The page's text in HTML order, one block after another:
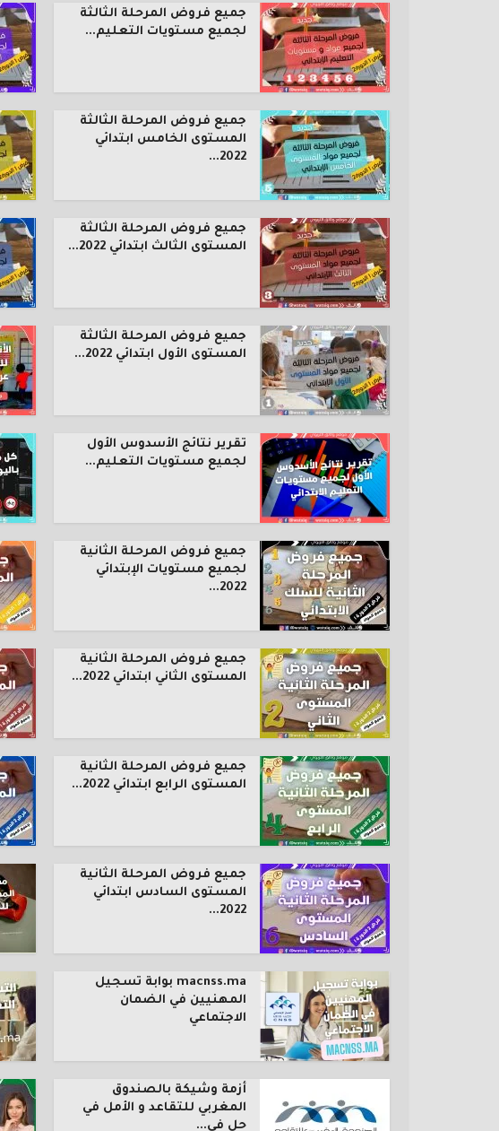
جميع فروض المرحلة الثالثة
لجميع مستويات التعليم...
جميع فروض المرحلة الثالثة
المستوى الخامس ابتدائي
2022...
جميع فروض المرحلة الثالثة
المستوى الثالث ابتدائي 2022...
جميع فروض المرحلة الثالثة
المستوى الأول ابتدائي 2022...
تقرير نتائج الأسدوس الأول
لجميع مستويات التعليم...
جميع فروض المرحلة الثانية
لجميع مستويات الإبتدائي
2022...
جميع فروض المرحلة الثانية
المستوى الثاني ابتدائي 2022...
جميع فروض المرحلة الثانية
المستوى الرابع ابتدائي 2022...
جميع فروض المرحلة الثانية
المستوى السادس ابتدائي
2022...
macnss.ma بوابة تسجيل
المهنيين في الضمان
الاجتماعي
أزمة وشيكة بالصندوق
المغربي للتقاعد و الأمل في
حل في...